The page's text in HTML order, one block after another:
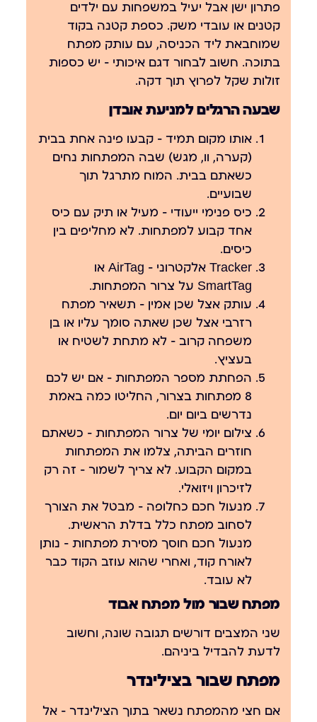
פתרון ישן אבל יעיל במשפחות עם ילדים
קטנים או עובדי משק. כספת קטנה בקוד
שמוחבאת ליד הכניסה, עם עותק מפתח
בתוכה. חשוב לבחור דגם איכותי — יש כספות
זולות שקל לפרוץ תוך דקה.
שבעה הרגלים למניעת אובדן
אותו מקום תמיד — קבעו פינה אחת בבית
(קערה, וו, מגש) שבה המפתחות נחים
כשאתם בבית. המוח מתרגל תוך
שבועיים.
כיס פנימי ייעודי — מעיל או תיק עם כיס
אחד קבוע למפתחות. לא מחליפים בין
כיסים.
Tracker אלקטרוני
— AirTag או
SmartTag על צרור המפתחות.
עותק אצל שכן אמין — תשאיר מפתח
רזרבי אצל שכן שאתה סומך עליו או בן
משפחה קרוב — לא מתחת לשטיח או
בעציץ.
הפחתת מספר המפתחות— אם יש לכם
8 מפתחות בצרור, החליטו כמה באמת
נדרשים ביום יום.
צילום יומי של צרור המפתחות— כשאתם
חוזרים הביתה, צלמו את המפתחות
במקום הקבוע. לא צריך לשמור — זה רק
לזיכרון ויזואלי.
מנעול חכם כחלופה — מבטל את הצורך
לסחוב מפתח כלל בדלת הראשית.
מנעול חכם חוסך מסירת מפתחות — נותן
לאורח קוד, ואחרי שהוא עוזב הקוד כבר
לא עובד.
מפתח שבור מול מפתח אבוד
שני המצבים דורשים תגובה שונה, וחשוב
לדעת להבדיל ביניהם.
מפתח שבור בצילינדר
אם חצי מהמפתח נשאר בתוך הצילינדר — אל